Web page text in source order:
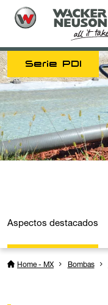
Serie PDI
Aspectos destacados
Home - MX Bombas